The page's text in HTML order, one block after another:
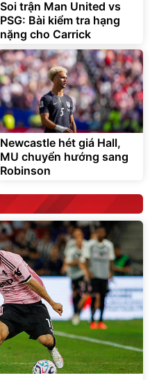
Soi trận Man United vs
PSG: Bài kiểm tra hạng
nặng cho Carrick
Newcastle hét giá Hall,
MU chuyển hướng sang
Robinson